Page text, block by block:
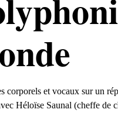
corporels et vocaux sur un
Héloïse Saunal (cheffe de